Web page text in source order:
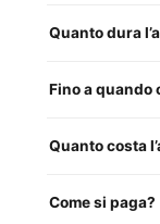
Quanto dura
Fino a quando
Quanto costa
Come si paga?